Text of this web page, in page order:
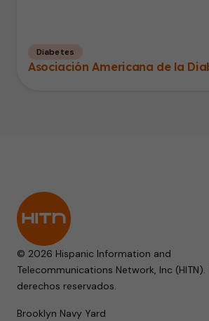
Diabetes
Asociación Americana de la
© 2026 Hispanic Information and
Telecommunications Network, Inc (HITN).
derechos reservados.
Brooklyn Navy Yard